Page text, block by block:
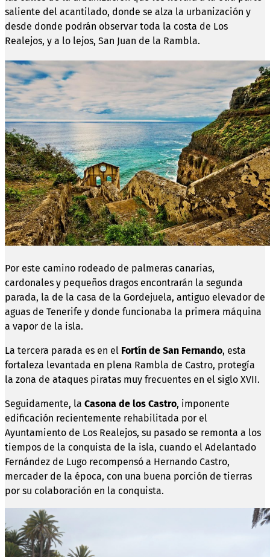
saliente del acantilado, donde se alza la urbanización y
desde donde podrán observar toda la costa de Los
Realejos, y a lo lejos, San Juan de la Rambla.
Por este camino rodeado de palmeras canarias,
cardonales y pequeños dragos encontrarán la segunda
parada, la de la casa de la Gordejuela, antiguo elevador de
aguas de Tenerife y donde funcionaba la primera máquina
a vapor de la isla.
La tercera parada es en el Fortín de San Fernando, esta
fortaleza levantada en plena Rambla de Castro, protegía
la zona de ataques piratas muy frecuentes en el siglo XVII.
Seguidamente, la Casona de los Castro, imponente
edificación recientemente rehabilitada por el
Ayuntamiento de Los Realejos, su pasado se remonta a los
tiempos de la conquista de la isla, cuando el Adelantado
Fernández de Lugo recompensó a Hernando Castro,
mercader de la época, con una buena porción de tierras
por su colaboración en la conquista.